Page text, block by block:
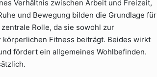
Verhältnis zwischen Arbeit und Freizeit,
und Bewegung bilden die Grundlage für
Rolle, da sie sowohl zur
Fitness beiträgt. Beides wirkt
fördert ein allgemeines Wohlbefinden.